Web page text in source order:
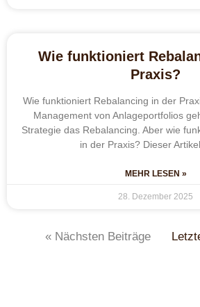
Wie funktioniert
Praxis?
Wie funktioniert Rebalancing in der
Management von Anlageportfolios
Strategie das Rebalancing. Aber wie
in der Praxis? Dieser
MEHR LESEN »
28. Dezember 2025
« Nächsten Beiträge